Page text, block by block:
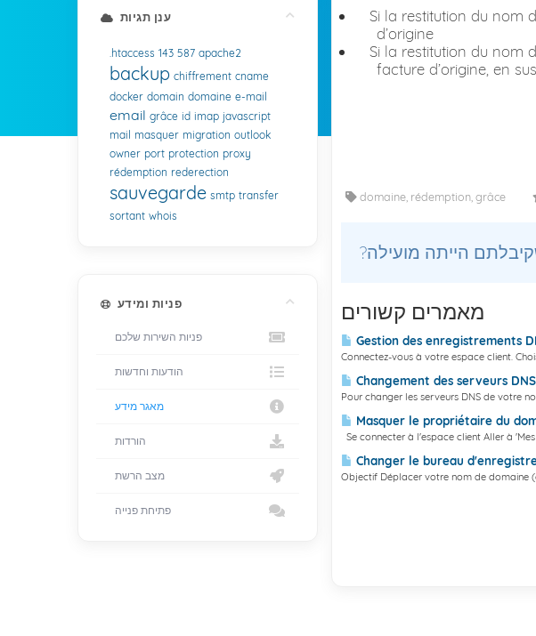
Si la restitution du nom
d’origine
Si la restitution du nom
facture d’origine, en
domaine, rédemption, grâce
מאמרים קשורים
Gestion des enregistrements
Connectez-vous à votre espace client.
Changement des serveurs DNS
Pour changer les serveurs DNS de votre
Masquer le propriétaire du
Se connecter à l'espace client Aller à
Changer le bureau
Objectif Déplacer votre nom de domaine
ענן תגיות
.htaccess 143 587 apache2
backup chiffrement cname
docker domain domaine e-mail
email grâce id imap javascript
mail masquer migration outlook
owner port protection proxy
rédemption rederection
sauvegarde smtp transfer
sortant whois
פניות ומידע
פניות השירות שלכם
הודעות וחדשות
מאגר מידע
הורדות
מצב הרשת
פתיחת פנייה